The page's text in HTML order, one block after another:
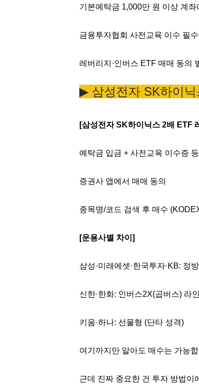
기본예탁금 1,000만 원 이상 계
금융투자협회 사전교육 이수 필
레버리지·인버스 ETF 매매 동의
▶︎ 삼성전자 SK하이닉
[삼성전자 SK하이닉스 2배 ETF
예탁금 입금 + 사전교육 이수증
증권사 앱에서 매매 동의
종목명/코드 검색 후 매수
[운용사별 차이]
삼성·미래에셋·한국투자·KB: 정
신한·한화: 인버스2X(곱버스) 라
키움·하나: 선물형 (단타 성격)
여기까지만 알아도 매수는 가능
근데 진짜 중요한 건 투자 방법이